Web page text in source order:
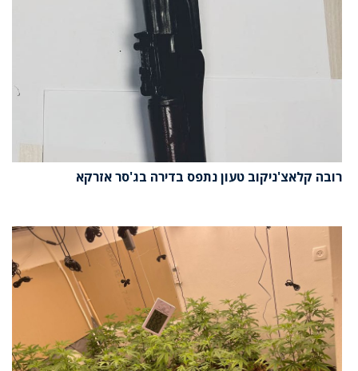
רובה קלאצ'ניקוב טעון נתפס בדירה בג'סר אזרקא